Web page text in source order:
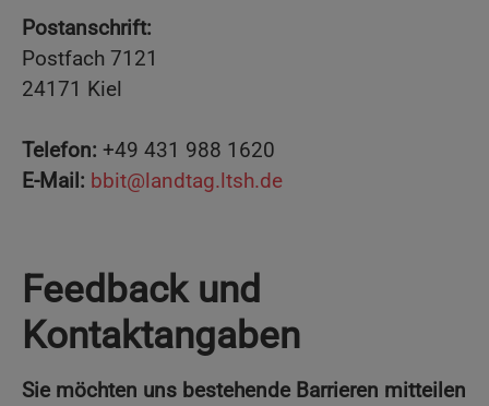
Postanschrift:
Postfach 7121
24171 Kiel
Telefon: +49 431 988 1620
E-Mail: bbit@landtag.ltsh.de
Feedback und
Kontaktangaben
Sie möchten uns bestehende Barrieren mitteilen